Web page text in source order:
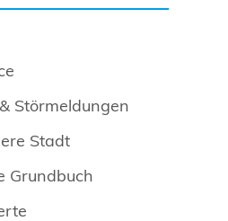
Störmeldungen
Stadt
Grundbuch